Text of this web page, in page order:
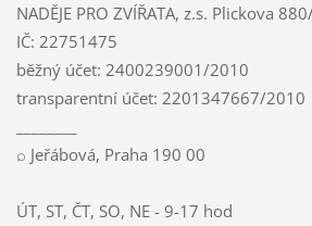
NADĚJE PRO ZVÍŘATA, z.s. Plickova
IČ: 22751475
běžný účet: 2400239001/2010
transparentní účet: 2201347667/2010
⌕ Jeřábová, Praha 190 00
ÚT, ST, ČT, SO, NE - 9-17 hod